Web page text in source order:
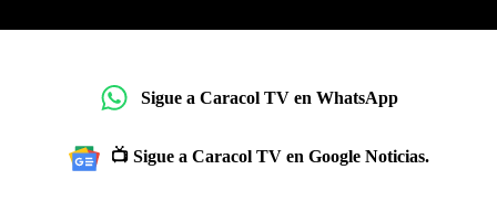
Sigue a Caracol TV en WhatsApp
📺 Sigue a Caracol TV en Google Noticias.